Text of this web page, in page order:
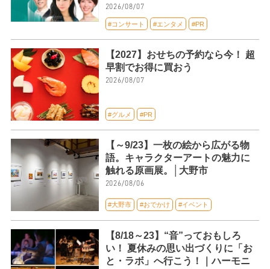
2026/08/07
#コンサート #エンタメ #PR
【2027】おせちの予約なら今！ 超
早割でお得に買おう
2026/08/07
#グルメ #PR
【～9/23】一枚の絵から広がる物
語。キャラクターアートの魅力に
触れる原画展。│大野市
2026/08/06
#大野市 #おでかけ #イベント
【8/18～23】“音”っておもしろ
い！ 夏休みの思い出づくりに「お
と・ラボ」へ行こう！｜ハーモニ